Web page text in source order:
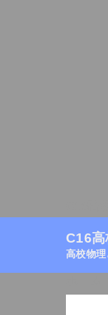
C16高
高校物